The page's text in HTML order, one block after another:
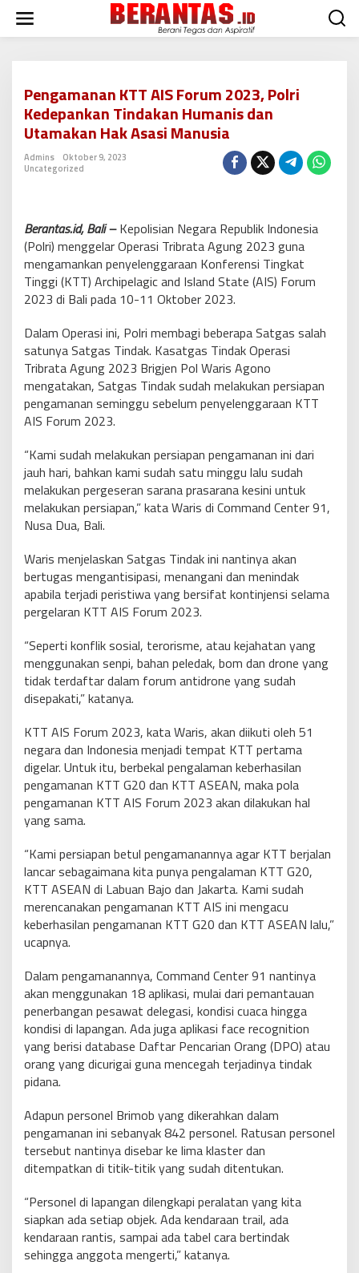
w
Pengamanan KTT AIS Forum 2023, Polri
Kedepankan Tindakan Humanis dan
Utamakan Hak Asasi Manusia
Admins
Oktober 9, 2023
Uncategorized
Berantas.id, Bali – Kepolisian Negara Republik Indonesia
(Polri) menggelar Operasi Tribrata Agung 2023 guna
mengamankan penyelenggaraan Konferensi Tingkat
Tinggi (KTT) Archipelagic and Island State (AIS) Forum
2023 di Bali pada 10-11 Oktober 2023.
Dalam Operasi ini, Polri membagi beberapa Satgas salah
satunya Satgas Tindak. Kasatgas Tindak Operasi
Tribrata Agung 2023 Brigjen Pol Waris Agono
mengatakan, Satgas Tindak sudah melakukan persiapan
pengamanan seminggu sebelum penyelenggaraan KTT
AIS Forum 2023.
“Kami sudah melakukan persiapan pengamanan ini dari
jauh hari, bahkan kami sudah satu minggu lalu sudah
melakukan pergeseran sarana prasarana kesini untuk
melakukan persiapan,” kata Waris di Command Center 91,
Nusa Dua, Bali.
Waris menjelaskan Satgas Tindak ini nantinya akan
bertugas mengantisipasi, menangani dan menindak
apabila terjadi peristiwa yang bersifat kontinjensi selama
pergelaran KTT AIS Forum 2023.
“Seperti konflik sosial, terorisme, atau kejahatan yang
menggunakan senpi, bahan peledak, bom dan drone yang
tidak terdaftar dalam forum antidrone yang sudah
disepakati,” katanya.
KTT AIS Forum 2023, kata Waris, akan diikuti oleh 51
negara dan Indonesia menjadi tempat KTT pertama
digelar. Untuk itu, berbekal pengalaman keberhasilan
pengamanan KTT G20 dan KTT ASEAN, maka pola
pengamanan KTT AIS Forum 2023 akan dilakukan hal
yang sama.
“Kami persiapan betul pengamanannya agar KTT berjalan
lancar sebagaimana kita punya pengalaman KTT G20,
KTT ASEAN di Labuan Bajo dan Jakarta. Kami sudah
merencanakan pengamanan KTT AIS ini mengacu
keberhasilan pengamanan KTT G20 dan KTT ASEAN lalu,”
ucapnya.
Dalam pengamanannya, Command Center 91 nantinya
akan menggunakan 18 aplikasi, mulai dari pemantauan
penerbangan pesawat delegasi, kondisi cuaca hingga
kondisi di lapangan. Ada juga aplikasi face recognition
yang berisi database Daftar Pencarian Orang (DPO) atau
orang yang dicurigai guna mencegah terjadinya tindak
pidana.
Adapun personel Brimob yang dikerahkan dalam
pengamanan ini sebanyak 842 personel. Ratusan personel
tersebut nantinya disebar ke lima klaster dan
ditempatkan di titik-titik yang sudah ditentukan.
“Personel di lapangan dilengkapi peralatan yang kita
siapkan ada setiap objek. Ada kendaraan trail, ada
kendaraan rantis, sampai ada tabel cara bertindak
sehingga anggota mengerti,” katanya.